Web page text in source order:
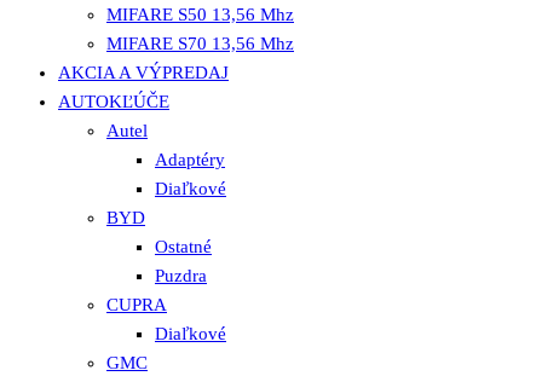
MIFARE S50 13,56 Mhz
MIFARE S70 13,56 Mhz
AKCIA A VÝPREDAJ
AUTOKĽÚČE
Autel
Adaptéry
Diaľkové
BYD
Ostatné
Puzdra
CUPRA
Diaľkové
GMC